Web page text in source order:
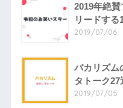
2019年絶
リードする
2019/07/06
バカリズム
タトーク27
2019/07/05